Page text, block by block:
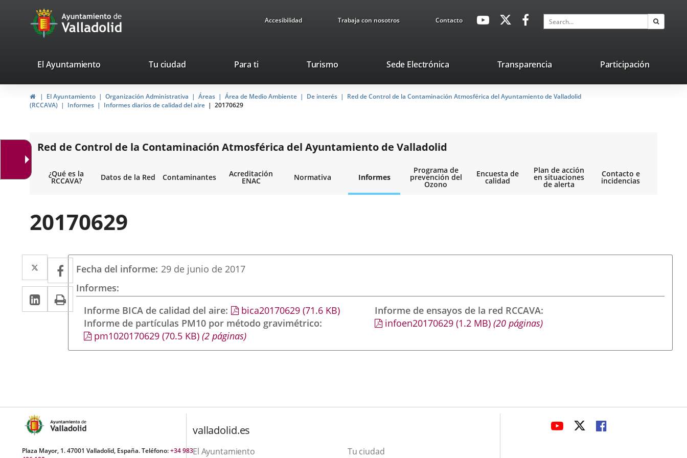
Portal
Web
Ayuntamiento
de
Valladolid
Accesibilidad Trabaja con nosotros ContactoavaHeaderSocial
Link
Link
application.
application.
Search
valladolid.es
El Ayuntamiento Tu ciudad Para ti TurismoThis
will
open
up
window.
Sede ElectrónicaLink
external
application.
Transparencia Participación
HomeEl Ayuntamiento Organización Administrativa Áreas Área de Medio Ambiente De interés
Red de Control de la Contaminación Atmosférica del Ayuntamiento de Valladolid
(RCCAVA)
Informes Informes diarios de calidad del aire 20170629
Red de Control de la Contaminación Atmosférica del Ayuntamiento de Valladolid
¿Qué es la
RCCAVA? Datos de la Red Contaminantes Acreditación
ENAC Normativa Informes
Programa de
prevención del
Ozono
Encuesta de
calidad
Plan de acción
en situaciones
de alerta
Contacto e
incidencias
20170629
Twitter
Enlace
a
una
aplicación
externa.
Facebook
Enlace
a
una
aplicación
externa.
Linkedin
Enlace
a
aplicación
Print
Fecha del informe 29 de junio de 2017
Informes
Informe BICA de calidad del aire
bica20170629(71.6 KB)
Informe de partículas PM10 por método gravimétrico
pm1020170629(70.5 KB)(2 páginas)
Informe de ensayos de la red RCCAVA
infoen20170629 (1.2 MB) (20 páginas)
Plaza Mayor, 1. 47001 Valladolid, España. Teléfono:+34 983
valladolid.es
El Ayuntamiento Tu ciudad
LINK
LINKLINK